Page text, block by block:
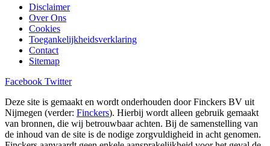
Disclaimer
Over Ons
Cookies
Toegankelijkheidsverklaring
Contact
Sitemap
Facebook Twitter
Deze site is gemaakt en wordt onderhouden door Finckers BV uit
Nijmegen (verder: Finckers). Hierbij wordt alleen gebruik gemaakt
van bronnen, die wij betrouwbaar achten. Bij de samenstelling van
de inhoud van de site is de nodige zorgvuldigheid in acht genomen.